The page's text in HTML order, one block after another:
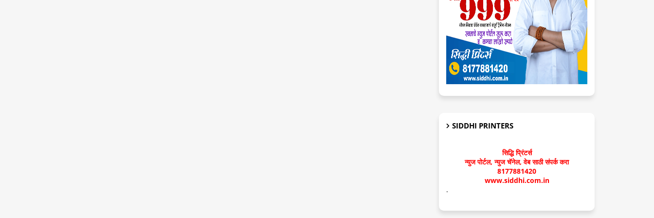
SIDDHI PRINTERS
सिद्धि प्रिंटर्स
न्युज पोर्टल, न्युज चॅनेल, वेब साठी संपर्क करा
8177881420
www.siddhi.com.in
.